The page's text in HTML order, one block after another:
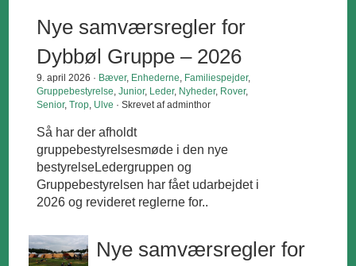
Nye samværsregler for
Dybbøl Gruppe – 2026
9. april 2026 · Bæver, Enhederne, Familiespejder,
Gruppebestyrelse,Junior, Leder, Nyheder, Rover,
Senior,Trop, Ulve · Skrevet af adminthor
Så har der afholdt
gruppebestyrelsesmøde i den nye
bestyrelseLedergruppen og
Gruppebestyrelsen har fået udarbejdet i
2026 og revideret reglerne for..
Nye samværsregler for